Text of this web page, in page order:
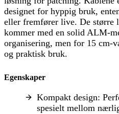
designet for hyppig bruk,
eller fremfører live. De større
kommer med en solid ALM-
organisering, men for 15 cm-
og praktisk bruk.
Egenskaper
Kompakt design:
spesielt mellom